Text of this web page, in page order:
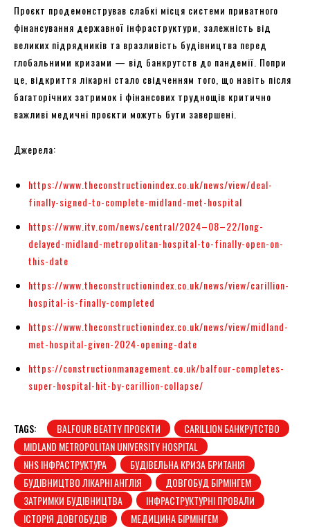
Проєкт продемонстрував слабкі місця системи приватного
фінансування державної інфраструктури, залежність від
великих підрядників та вразливість будівництва перед
глобальними кризами — від банкрутств до пандемії. Попри
це, відкриття лікарні стало свідченням того, що навіть після
багаторічних затримок і фінансових труднощів критично
важливі медичні проєкти можуть бути завершені.
Джерела:
https://www.theconstructionindex.co.uk/news/view/deal-
finally-signed-to-complete-midland-met-hospital
https://www.itv.com/news/central/2024–08–22/long-
delayed-midland-metropolitan-hospital-to-finally-open-on-
this-date
https://www.theconstructionindex.co.uk/news/view/carillion-
hospital-is-finally-completed
https://www.theconstructionindex.co.uk/news/view/midland-
met-hospital-given-2024-opening-date
https://constructionmanagement.co.uk/balfour-completes-
super-hospital-hit-by-carillion-collapse/
TAGS: BALFOUR BEATTY ПРОЄКТИ
CARILLION БАНКРУТСТВО
MIDLAND METROPOLITAN UNIVERSITY HOSPITAL
NHS ІНФРАСТРУКТУРА
БУДІВЕЛЬНА КРИЗА БРИТАНІЯ
БУДІВНИЦТВО ЛІКАРНІ АНГЛІЯ
ДОВГОБУД БІРМІНГЕМ
ЗАТРИМКИ БУДІВНИЦТВА
ІНФРАСТРУКТУРНІ ПРОВАЛИ
ІСТОРІЯ ДОВГОБУДІВ
МЕДИЦИНА БІРМІНГЕМ